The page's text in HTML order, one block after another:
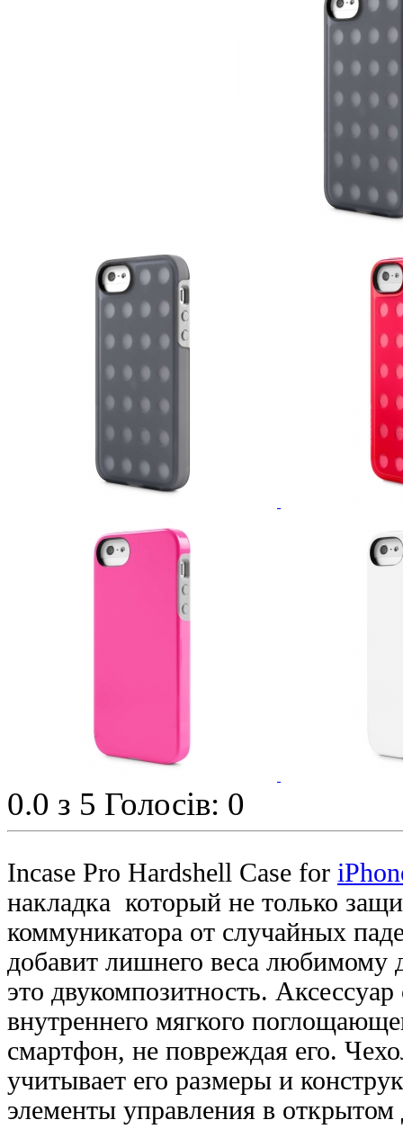
0.0 з 5 Голосів: 0
Incase Pro Hardshell Case for
накладка который не только
коммуникатора от случайных
добавит лишнего веса любимому
это двукомпозитность.
внутреннего мягкого
смартфон, не повреждая его.
учитывает его размеры и
элементы управления в